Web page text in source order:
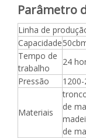
Parâmetro
Linha de
Capacidade
Tempo de
trabalho
24
Pressão
Materiais
de
de